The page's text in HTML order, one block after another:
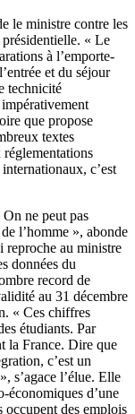
le ministre contre les
présidentielle. « Le
à l’emporte-
et du séjour
technicité
que propose
textes
c’est
ne peut pas
l’homme », abonde
reproche au ministre
données du
record de
au 31 décembre
« Ces chiffres
étudiants. Par
la France. Dire que
c’est un
s’agace l’élue. Elle
économiques d’une
occupent des emplois